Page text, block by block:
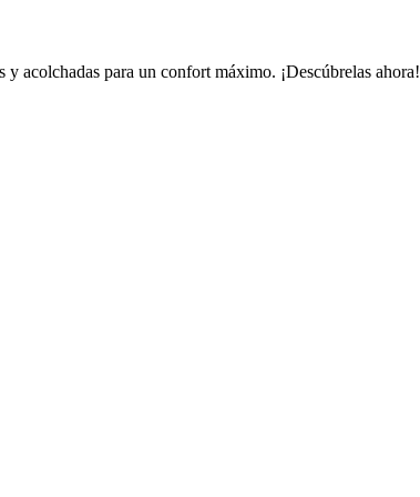
acolchadas para un confort máximo. ¡Descúbrelas ahora!